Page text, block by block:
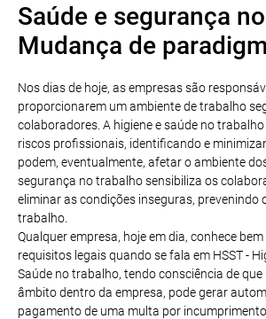
Saúde e segurança
Mudança de
Nos dias de hoje, as empresas são
proporcionarem um ambiente de trabalho
colaboradores. A higiene e saúde no
riscos profissionais, identificando e
podem, eventualmente, afetar o ambiente
segurança no trabalho sensibiliza os
eliminar as condições inseguras, prevenindo
trabalho.
Qualquer empresa, hoje em dia, conhece
requisitos legais quando se fala em HSST -
Saúde no trabalho, tendo consciência de
âmbito dentro da empresa, pode gerar
pagamento de uma multa por incumprimento